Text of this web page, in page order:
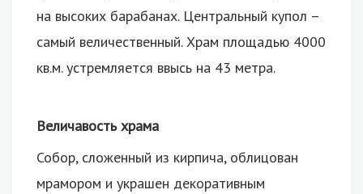
на высоких барабанах. Центральный купол –
самый величественный. Храм площадью 4000
кв.м. устремляется ввысь на 43 метра.
Величавость храма
Собор, сложенный из кирпича, облицован
мрамором и украшен декоративным